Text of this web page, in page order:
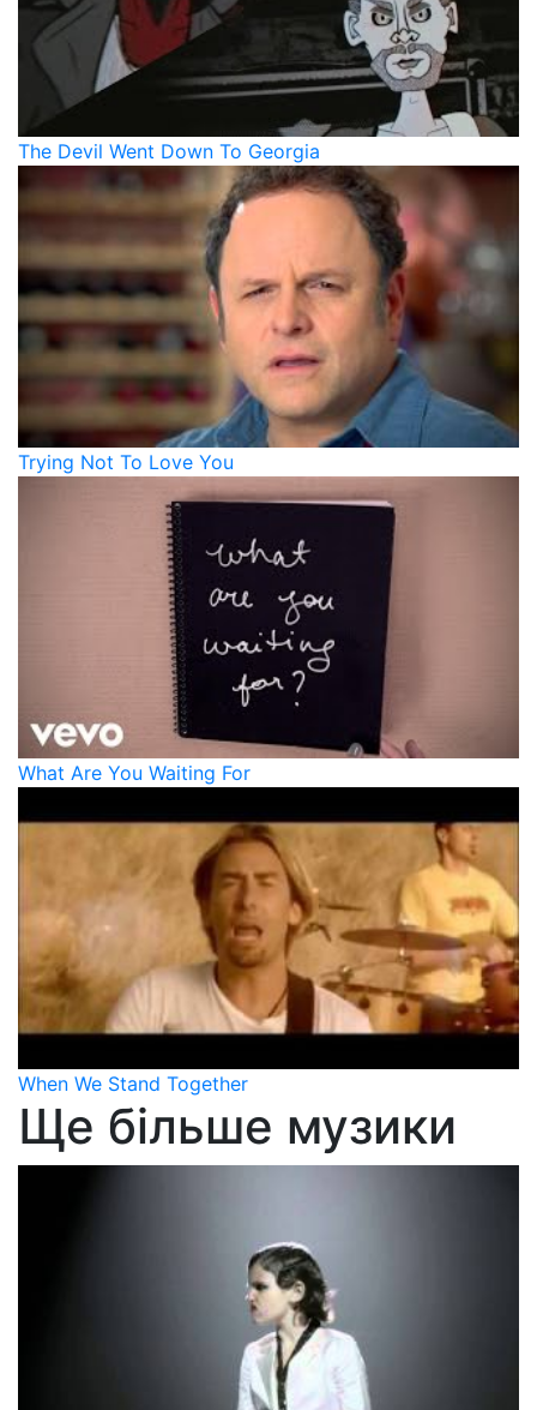
The Devil Went Down To Georgia
Trying Not To Love You
What Are You Waiting For
When We Stand Together
Ще більше музики